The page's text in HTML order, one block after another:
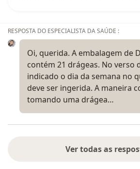
RESPOSTA DO ESPECIALISTA DA SAÚDE :
Oi, querida. A embalagem de
contém 21 drágeas. No verso
indicado o dia da semana no
deve ser ingerida. A maneira
tomando uma drágea…
Ver todas as